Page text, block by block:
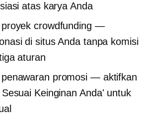
atas karya Anda
proyek crowdfunding —
di situs Anda tanpa komisi
aturan
penawaran promosi — aktifkan
Keinginan Anda' untuk